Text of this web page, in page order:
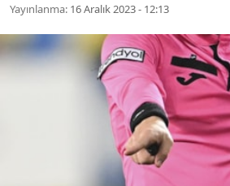
Yayınlanma: 16 Aralık 2023 - 12:13